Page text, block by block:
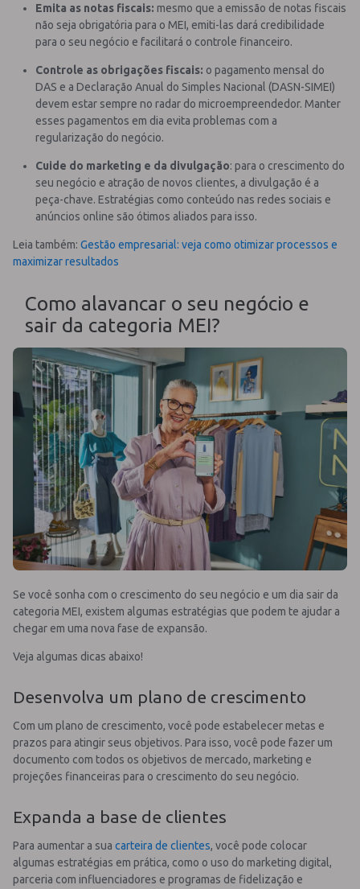
Emita as notas fiscais: mesmo que a emissão de notas fiscais
não seja obrigatória para o MEI, emiti-las dará credibilidade
para o seu negócio e facilitará o controle financeiro.
Controle as obrigações fiscais: o pagamento mensal do
DAS e a Declaração Anual do Simples Nacional (DASN-SIMEI)
devem estar sempre no radar do microempreendedor. Manter
esses pagamentos em dia evita problemas com a
regularização do negócio.
Cuide do marketing e da divulgação: para o crescimento do
seu negócio e atração de novos clientes, a divulgação é a
peça-chave. Estratégias como conteúdo nas redes sociais e
anúncios online são ótimos aliados para isso.
Leia também: Gestão empresarial: veja como otimizar processos e
maximizar resultados
Como alavancar o seu negócio e
sair da categoria MEI?
Se você sonha com o crescimento do seu negócio e um dia sair da
categoria MEI, existem algumas estratégias que podem te ajudar a
chegar em uma nova fase de expansão.
Veja algumas dicas abaixo!
Desenvolva um plano de crescimento
Com um plano de crescimento, você pode estabelecer metas e
prazos para atingir seus objetivos. Para isso, você pode fazer um
documento com todos os objetivos de mercado, marketing e
projeções financeiras para o crescimento do seu negócio.
Expanda a base de clientes
Para aumentar a sua carteira de clientes, você pode colocar
algumas estratégias em prática, como o uso do marketing digital,
parceria com influenciadores e programas de fidelização e